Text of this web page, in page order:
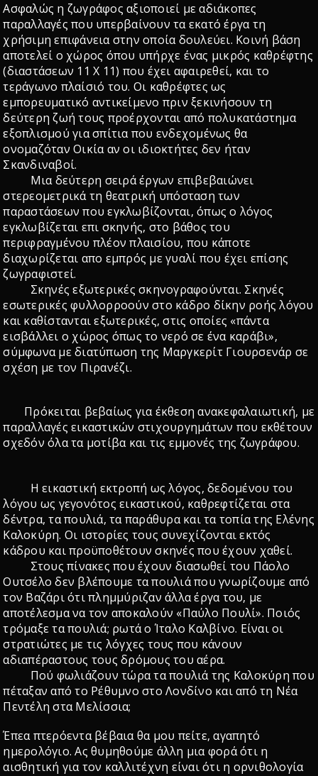
Ασφαλώς η ζωγράφος αξιοποιεί με αδιάκοπες
παραλλαγές που υπερβαίνουν τα εκατό έργα τη
χρήσιμη επιφάνεια στην οποία δουλεύει. Κοινή βάση
αποτελεί ο χώρος όπου υπήρχε ένας μικρός καθρέφτης
(διαστάσεων 11 Χ 11) που έχει αφαιρεθεί, και το
τεράγωνο πλαίσιό του. Οι καθρέφτες ως
εμπορευματικό αντικείμενο πριν ξεκινήσουν τη
δεύτερη ζωή τους προέρχονται από πολυκατάστημα
εξοπλισμού για σπίτια που ενδεχομένως θα
ονομαζόταν Οικία αν οι ιδιοκτήτες δεν ήταν
Σκανδιναβοί.
Μια δεύτερη σειρά έργων επιβεβαιώνει
στερεομετρικά τη θεατρική υπόσταση των
παραστάσεων που εγκλωβίζονται, όπως ο λόγος
εγκλωβίζεται επι σκηνής, στο βάθος του
περιφραγμένου πλέον πλαισίου, που κάποτε
διαχωρίζεται απο εμπρός με γυαλί που έχει επίσης
ζωγραφιστεί.
Σκηνές εξωτερικές σκηνογραφούνται. Σκηνές
εσωτερικές φυλλορροούν στο κάδρο δίκην ροής λόγου
και καθίστανται εξωτερικές, στις οποίες «πάντα
εισβάλλει ο χώρος όπως το νερό σε ένα καράβι»,
σύμφωνα με διατύπωση της Μαργκερίτ Γιουρσενάρ σε
σχέση με τον Πιρανέζι.
Πρόκειται βεβαίως για έκθεση ανακεφαλαιωτική, με
παραλλαγές εικαστικών στιχουργημάτων που εκθέτουν
σχεδόν όλα τα μοτίβα και τις εμμονές της ζωγράφου.
Η εικαστική εκτροπή ως λόγος, δεδομένου του
λόγου ως γεγονότος εικαστικού, καθρεφτίζεται στα
δέντρα, τα πουλιά, τα παράθυρα και τα τοπία της Ελένης
Καλοκύρη. Οι ιστορίες τους συνεχίζονται εκτός
κάδρου και προϋποθέτουν σκηνές που έχουν χαθεί.
Στους πίνακες που έχουν διασωθεί του Πάολο
Ουτσέλο δεν βλέπουμε τα πουλιά που γνωρίζουμε από
τον Βαζάρι ότι πλημμύριζαν άλλα έργα του, με
αποτέλεσμα να τον αποκαλούν «Παύλο Πουλί». Ποιός
τρόμαξε τα πουλιά; ρωτά ο Ίταλο Καλβίνο. Είναι οι
στρατιώτες με τις λόγχες τους που κάνουν
αδιαπέραστους τους δρόμους του αέρα.
Πού φωλιάζουν τώρα τα πουλιά της Καλοκύρη που
πέταξαν από το Ρέθυμνο στο Λονδίνο και από τη Νέα
Πεντέλη στα Μελίσσια;
Έπεα πτερόεντα βέβαια θα μου πείτε, αγαπητό
ημερολόγιο. Ας θυμηθούμε άλλη μια φορά ότι η
αισθητική για τον καλλιτέχνη είναι ότι η ορνιθολογία